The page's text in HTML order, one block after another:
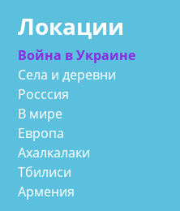
Локации
Война в Украине
Села и деревни
Росссия
В мире
Европа
Ахалкалаки
Тбилиси
Армения